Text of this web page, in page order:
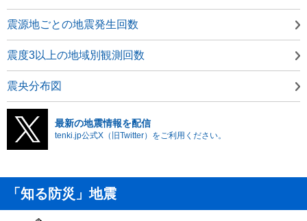
震源地ごとの地震発生回数
震度3以上の地域別観測回数
震央分布図
最新の地震情報を配信
tenki.jp公式X（旧Twitter）をご利用ください。
「知る防災」地震